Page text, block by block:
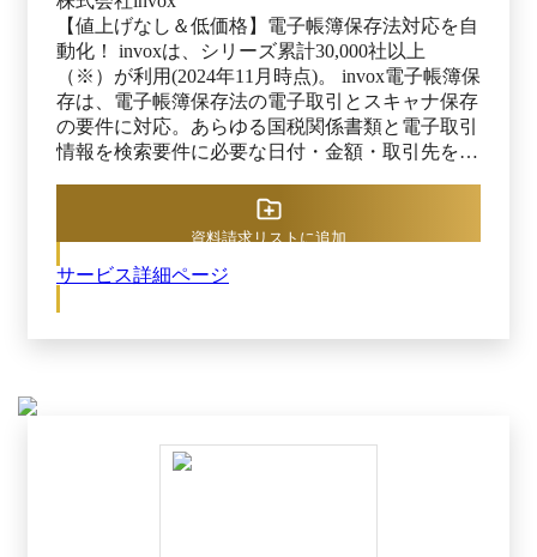
【値上げなし＆低価格】電子帳簿保存法対応を自
動化！ invoxは、シリーズ累計30,000社以上
（※）が利用(2024年11月時点)。 invox電子帳簿保
存は、電子帳簿保存法の電子取引とスキャナ保存
の要件に対応。あらゆる国税関係書類と電子取引
情報を検索要件に必要な日付・金額・取引先を自
年10月21日閲覧）
サービス詳細ページ
資料請求リストに追加